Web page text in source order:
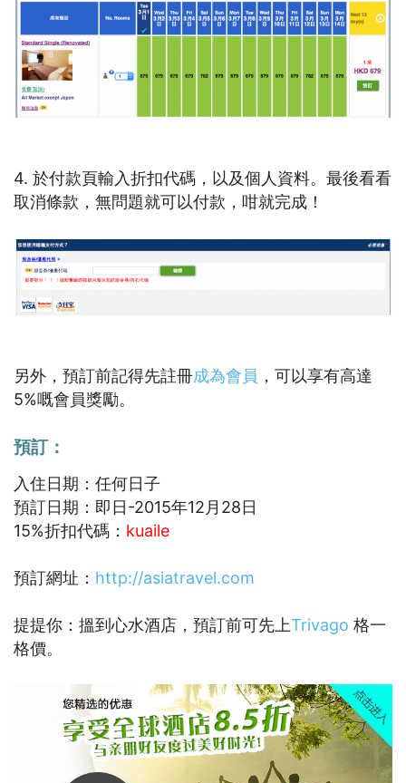
4. 於付款頁輸入折扣代碼，以及個人資料。最後看看
取消條款，無問題就可以付款，咁就完成！
另外，預訂前記得先註冊成為會員 ，可以享有高達
5%嘅會員獎勵。
預訂：
入住日期：任何日子
預訂日期：即日-2015年12月28日
15%折扣代碼： kuaile
預訂網址： http://asiatravel.com
提提你：搵到心水酒店，預訂前可先上Trivago 格一
格價。